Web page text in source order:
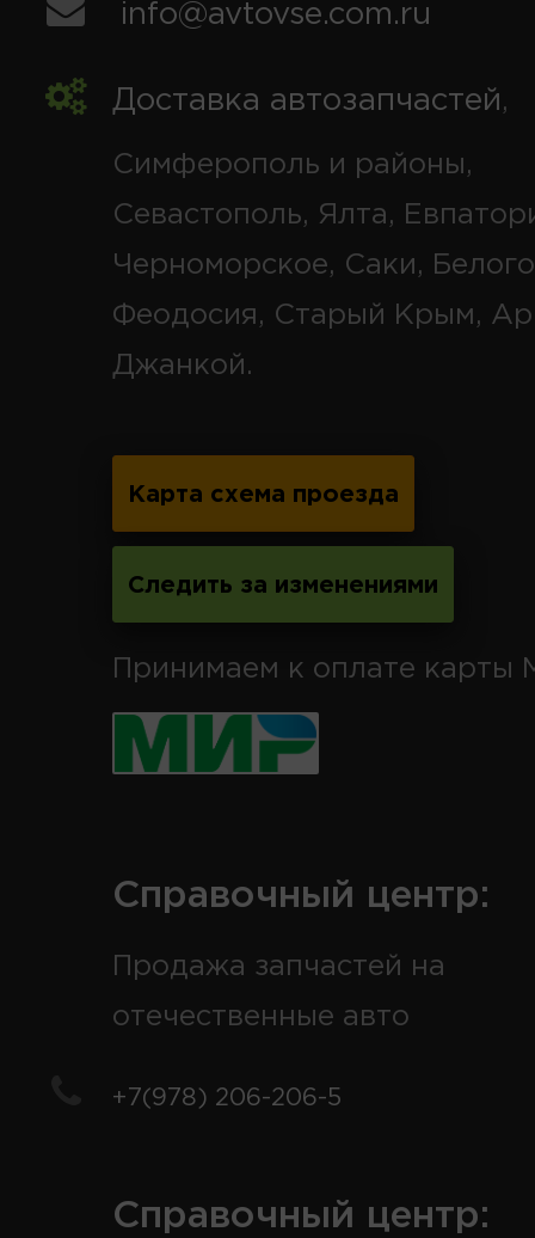
info@avtovse.com.ru
Доставка автозапчастей,
Симферополь и районы,
Севастополь, Ялта,
Черноморское, Саки,
Феодосия, Старый Крым,
Джанкой.
Карта схема проезда
Следить за изменениями
Принимаем к оплате карты
Справочный центр:
Продажа запчастей на
отечественные авто
+7(978) 206-206-5
Справочный центр: